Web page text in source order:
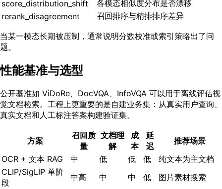
score_distribution_shift
各模态相似度分布是否漂移
rerank_disagreement
召回排序与精排排序差异
当某一模态长期被压制，通常说明分数校准或索引策略出了问
题。
性能基准与选型
公开基准如 ViDoRe、DocVQA、InfoVQA 可以用于离线评估视
觉文档检索。工程上更重要的是自建业务集：从真实用户查询、
真实文档和人工标注答案构建验证集。
方案
召回质
量
文档理
解
成
本
延
迟
推荐场景
OCR + 文本 RAG
中 低 低 低
纯文本为主文档
CLIP/SigLIP 单阶
段
中高 中 中 低 图片素材搜索